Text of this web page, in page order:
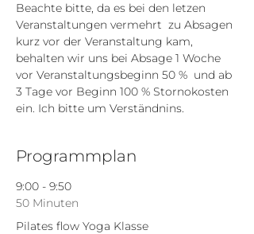
Beachte bitte, da es bei den letzen
Veranstaltungen vermehrt  zu Absagen
kurz vor der Veranstaltung kam,
behalten wir uns bei Absage 1 Woche
vor Veranstaltungsbeginn 50 %  und ab
3 Tage vor Beginn 100 % Stornokosten
ein. Ich bitte um Verständnins.
Programmplan
9:00 - 9:50
50 Minuten
Pilates flow Yoga Klasse